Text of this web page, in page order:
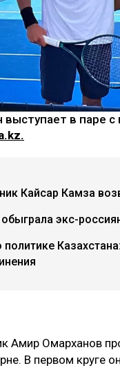
выступает в паре
Кайсар Камза
экс-
Амир Омарханов
В первом круге